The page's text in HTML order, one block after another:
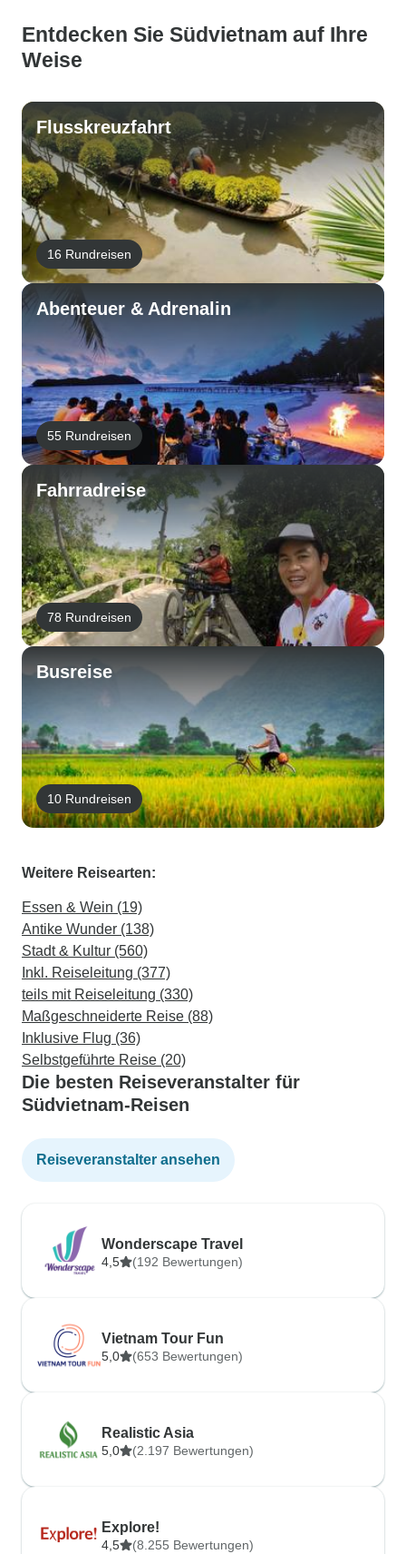
Entdecken Sie Südvietnam auf Ihre
Weise
Flusskreuzfahrt
16 Rundreisen
Abenteuer & Adrenalin
55 Rundreisen
Fahrradreise
78 Rundreisen
Busreise
10 Rundreisen
Weitere Reisearten:
Essen & Wein (19)
Antike Wunder (138)
Stadt & Kultur (560)
Inkl. Reiseleitung (377)
teils mit Reiseleitung (330)
Maßgeschneiderte Reise (88)
Inklusive Flug (36)
Selbstgeführte Reise (20)
Die besten Reiseveranstalter für
Südvietnam-Reisen
Reiseveranstalter ansehen
Wonderscape Travel
4,5 (192 Bewertungen)
Vietnam Tour Fun
5,0 (653 Bewertungen)
Realistic Asia
5,0 (2.197 Bewertungen)
Explore!
4,5 (8.255 Bewertungen)